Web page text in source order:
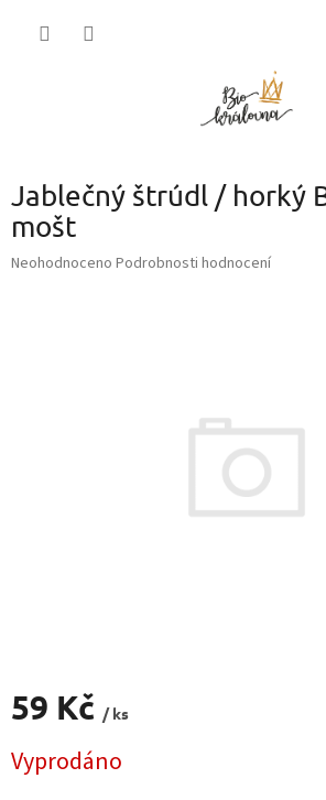
Jablečný štrúdl / horký
mošt
Průměrné
Neohodnoceno Podrobnosti hodnocení
59 Kč / ks
cena:
Vyprodáno